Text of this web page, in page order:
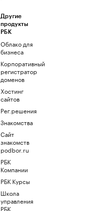
Другие
продукты
РБК
Облако для
бизнеса
Корпоративный
регистратор
доменов
Хостинг
сайтов
Рег.решения
Знакомства
Сайт
знакомств
podbor.ru
РБК
Компании
РБК Курсы
Школа
управления
РБК